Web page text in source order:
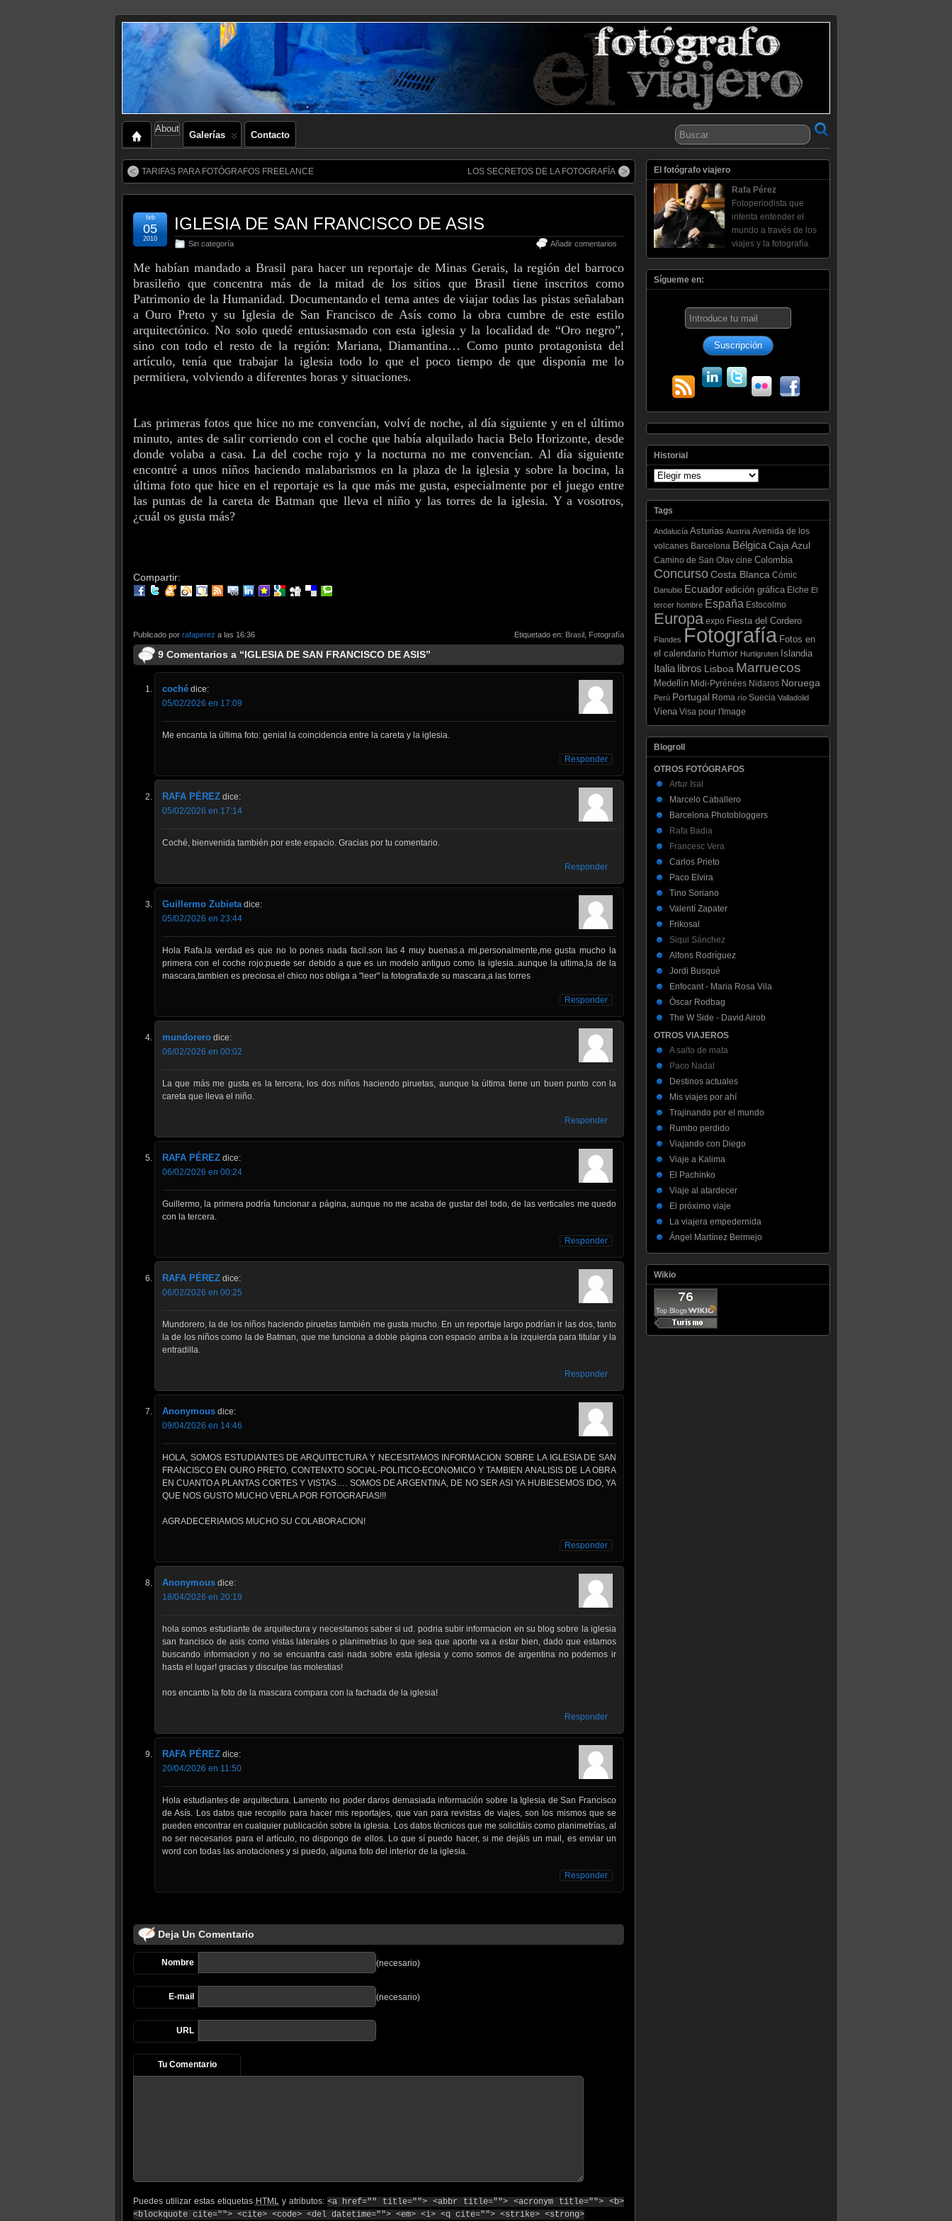
About
Galerías Contacto
TARIFAS PARA FOTÓGRAFOS FREELANCE LOS SECRETOS DE LA FOTOGRAFÍA
IGLESIA DE SAN FRANCISCO DE ASIS
Sin categoría Añadir comentarios
feb
05
2010
Me habían mandado a Brasil para hacer un reportaje de Minas Gerais, la región del barroco
brasileño que concentra más de la mitad de los sitios que Brasil tiene inscritos como
Patrimonio de la Humanidad. Documentando el tema antes de viajar todas las pistas señalaban
a Ouro Preto y su Iglesia de San Francisco de Asís como la obra cumbre de este estilo
arquitectónico. No solo quedé entusiasmado con esta iglesia y la localidad de “Oro negro”,
sino con todo el resto de la región: Mariana, Diamantina… Como punto protagonista del
artículo, tenía que trabajar la iglesia todo lo que el poco tiempo de que disponía me lo
permitiera, volviendo a diferentes horas y situaciones.
Las primeras fotos que hice no me convencían, volví de noche, al día siguiente y en el último
minuto, antes de salir corriendo con el coche que había alquilado hacia Belo Horizonte, desde
donde volaba a casa. La del coche rojo y la nocturna no me convencían. Al día siguiente
encontré a unos niños haciendo malabarismos en la plaza de la iglesia y sobre la bocina, la
última foto que hice en el reportaje es la que más me gusta, especialmente por el juego entre
las puntas de la careta de Batman que lleva el niño y las torres de la iglesia. Y a vosotros,
¿cuál os gusta más?
Compartir:
Publicado por rafaperez a las 16:36 Etiquetado en: Brasil Fotografía
9 Comentarios a “IGLESIA DE SAN FRANCISCO DE ASIS”
coché dice:
05/02/2026 en 17:09
Me encanta la última foto: genial la coincidencia entre la careta y la iglesia.
Responder
RAFA PÉREZ dice:
05/02/2026 en 17:14
Coché, bienvenida también por este espacio. Gracias por tu comentario.
Responder
Guillermo Zubieta dice:
05/02/2026 en 23:44
Hola Rafa.la verdad es que no lo pones nada facil.son las 4 muy buenas.a mi,personalmente,me gusta mucho la
primera con el coche rojo:puede ser debido a que es un modelo antiguo como la iglesia..aunque la ultima,la de la
mascara,tambien es preciosa.el chico nos obliga a "leer" la fotografia:de su mascara,a las torres
Responder
mundorero dice:
06/02/2026 en 00:02
La que más me gusta es la tercera, los dos niños haciendo piruetas, aunque la última tiene un buen punto con la
careta que lleva el niño.
Responder
RAFA PÉREZ dice:
06/02/2026 en 00:24
Guillermo, la primera podría funcionar a página, aunque no me acaba de gustar del todo, de las verticales me quedo
con la tercera.
Responder
RAFA PÉREZ dice:
06/02/2026 en 00:25
Mundorero, la de los niños haciendo piruetas también me gusta mucho. En un reportaje largo podrían ir las dos, tanto
la de los niños como la de Batman, que me funciona a doble página con espacio arriba a la izquierda para titular y la
entradilla.
Responder
Anonymous dice:
09/04/2026 en 14:46
HOLA, SOMOS ESTUDIANTES DE ARQUITECTURA Y NECESITAMOS INFORMACION SOBRE LA IGLESIA DE SAN
FRANCISCO EN OURO PRETO, CONTENXTO SOCIAL-POLITICO-ECONOMICO Y TAMBIEN ANALISIS DE LA OBRA
EN CUANTO A PLANTAS CORTES Y VISTAS…. SOMOS DE ARGENTINA, DE NO SER ASI YA HUBIESEMOS IDO, YA
QUE NOS GUSTO MUCHO VERLA POR FOTOGRAFIAS!!!
AGRADECERIAMOS MUCHO SU COLABORACION!
Responder
Anonymous dice:
18/04/2026 en 20:19
hola somos estudiante de arquitectura y necesitamos saber si ud. podria subir informacion en su blog sobre la iglesia
san francisco de asis como vistas laterales o planimetrias lo que sea que aporte va a estar bien, dado que estamos
buscando informacion y no se encuantra casi nada sobre esta iglesia y como somos de argentina no podemos ir
hasta el lugar! gracias y disculpe las molestias!
nos encanto la foto de la mascara compara con la fachada de la iglesia!
Responder
RAFA PÉREZ dice:
20/04/2026 en 11:50
Hola estudiantes de arquitectura. Lamento no poder daros demasiada información sobre la Iglesia de San Francisco
de Asís. Los datos que recopilo para hacer mis reportajes, que van para revistas de viajes, son los mismos que se
pueden encontrar en cualquier publicación sobre la iglesia. Los datos técnicos que me solicitáis como planimetrías, al
no ser necesarios para el artículo, no dispongo de ellos. Lo que sí puedo hacer, si me dejáis un mail, es enviar un
word con todas las anotaciones y si puedo, alguna foto del interior de la iglesia.
Responder
Deja Un Comentario
Nombre (necesario)
E-mail (necesario)
URL
Tu Comentario
Puedes utilizar estas etiquetas HTMLy atributos: <a href="" title=""> <abbr title=""> <acronym title=""> <b>
<blockquote cite=""> <cite> <code> <del datetime=""> <em> <i> <q cite=""> <strike> <strong>
El fotógrafo viajero
Rafa Pérez
Fotoperiodista que
intenta entender el
mundo a través de los
viajes y la fotografía.
Sígueme en:
Historial
Tags
Andalucía Asturias Austria Avenida de los
volcanes Barcelona BélgicaCaja Azul
Camino de San Olav cine Colombia
ConcursoCosta Blanca Cómic
Danubio Ecuador edición gráfica Elche El
tercer hombre España Estocolmo
Europa expo Fiesta del Cordero
Flandes Fotografía Fotos en
el calendario Humor Hurtigruten Islandia
Italia libros Lisboa Marruecos
Medellín Midi-Pyrénées Nidaros Noruega
Perú Portugal Roma río Suecia Valladolid
Viena Visa pour l'Image
Blogroll
OTROS FOTÓGRAFOS
Artur Isal
Marcelo Caballero
Barcelona Photobloggers
Rafa Badia
Francesc Vera
Carlos Prieto
Paco Elvira
Tino Soriano
Valentí Zapater
Frikosal
Siqui Sánchez
Alfons Rodríguez
Jordi Busqué
Enfocant - Maria Rosa Vila
Òscar Rodbag
The W Side - David Airob
OTROS VIAJEROS
A salto de mata
Paco Nadal
Destinos actuales
Mis viajes por ahí
Trajinando por el mundo
Rumbo perdido
Viajando con Diego
Viaje a Kalima
El Pachinko
Viaje al atardecer
El próximo viaje
La viajera empedernida
Ángel Martínez Bermejo
Wikio